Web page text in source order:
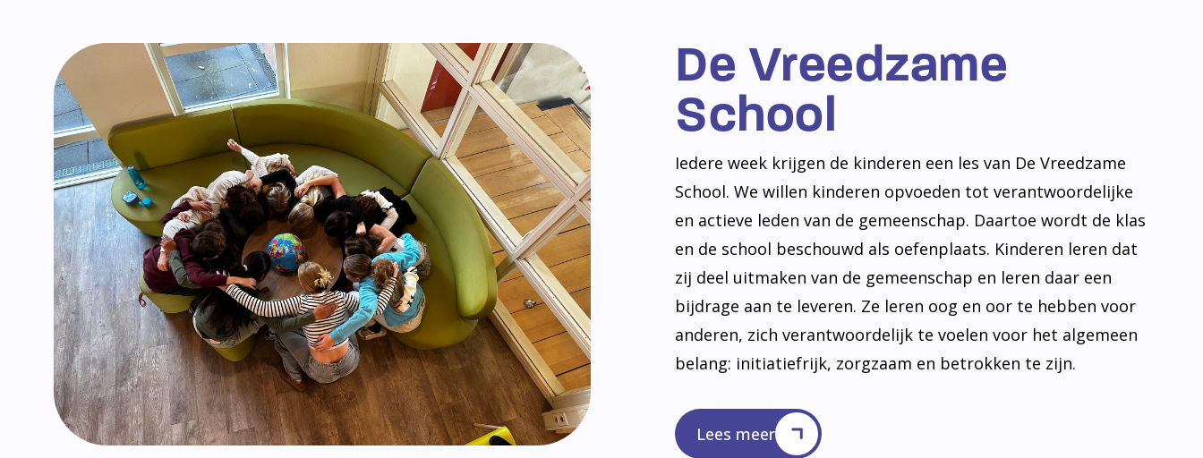
De Vreedzame
School
Iedere week krijgen de kinderen een les van De Vreedzame
School. We willen kinderen opvoeden tot verantwoordelijke
en actieve leden van de gemeenschap. Daartoe wordt de klas
en de school beschouwd als oefenplaats. Kinderen leren dat
zij deel uitmaken van de gemeenschap en leren daar een
bijdrage aan te leveren. Ze leren oog en oor te hebben voor
anderen, zich verantwoordelijk te voelen voor het algemeen
belang: initiatiefrijk, zorgzaam en betrokken te zijn.
Lees meer